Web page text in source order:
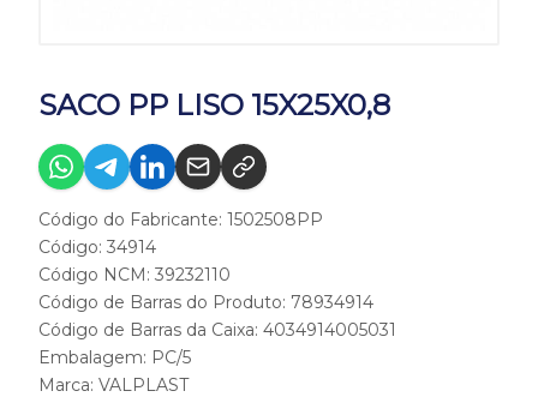
SACO PP LISO 15X25X0,8
Código do Fabricante: 1502508PP
Código: 34914
Código NCM: 39232110
Código de Barras do Produto: 78934914
Código de Barras da Caixa: 4034914005031
Embalagem: PC/5
Marca: VALPLAST